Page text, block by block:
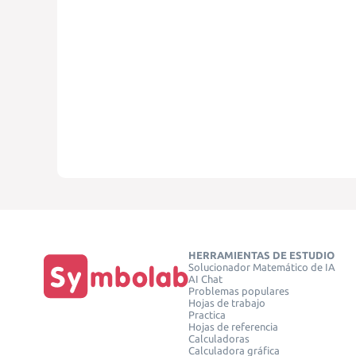
HERRAMIENTAS DE ESTUDIO
Solucionador Matemático de IA
AI Chat
Problemas populares
Hojas de trabajo
Practica
Hojas de referencia
Calculadoras
Calculadora gráfica